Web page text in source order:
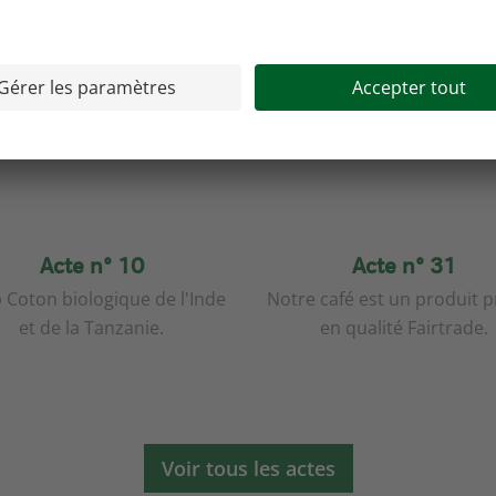
Nos actes les plus récents
Acte n° 10
Coton biologique de l'Inde
et de la Tanzanie.
Acte n° 31
Notre café est un produit
en qualité Fairtrade.
Voir tous les actes